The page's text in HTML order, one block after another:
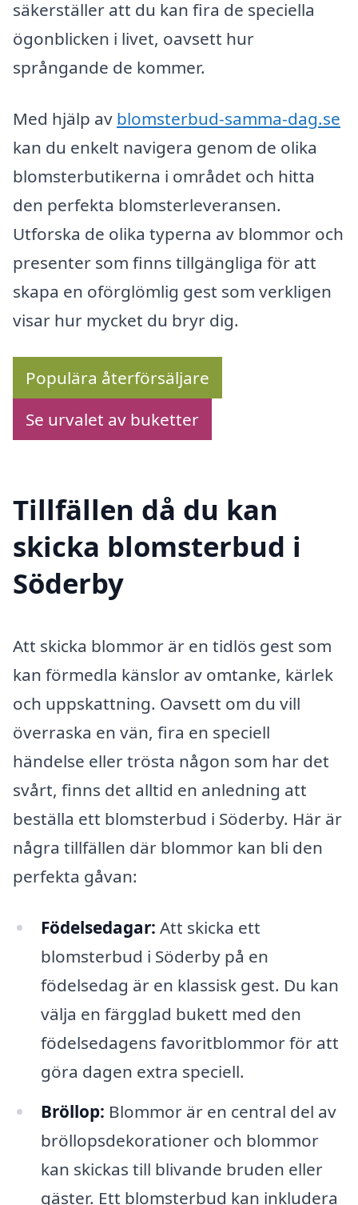
säkerställer att du kan fira de speciella
ögonblicken i livet, oavsett hur
språngande de kommer.
Med hjälp av blomsterbud-samma-dag.se
kan du enkelt navigera genom de olika
blomsterbutikerna i området och hitta
den perfekta blomsterleveransen.
Utforska de olika typerna av blommor och
presenter som finns tillgängliga för att
skapa en oförglömlig gest som verkligen
visar hur mycket du bryr dig.
Populära återförsäljare
Se urvalet av buketter
Tillfällen då du kan
skicka blomsterbud i
Söderby
Att skicka blommor är en tidlös gest som
kan förmedla känslor av omtanke, kärlek
och uppskattning. Oavsett om du vill
överraska en vän, fira en speciell
händelse eller trösta någon som har det
svårt, finns det alltid en anledning att
beställa ett blomsterbud i Söderby. Här är
några tillfällen där blommor kan bli den
perfekta gåvan:
Födelsedagar: Att skicka ett
blomsterbud i Söderby på en
födelsedag är en klassisk gest. Du kan
välja en färgglad bukett med den
födelsedagens favoritblommor för att
göra dagen extra speciell.
Bröllop: Blommor är en central del av
bröllopsdekorationer och blommor
kan skickas till blivande bruden eller
gäster. Ett blomsterbud kan inkludera